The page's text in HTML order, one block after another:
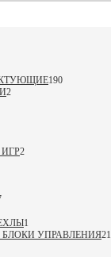
190
2
2
1
БЛОКИ УПРАВЛЕНИЯ21